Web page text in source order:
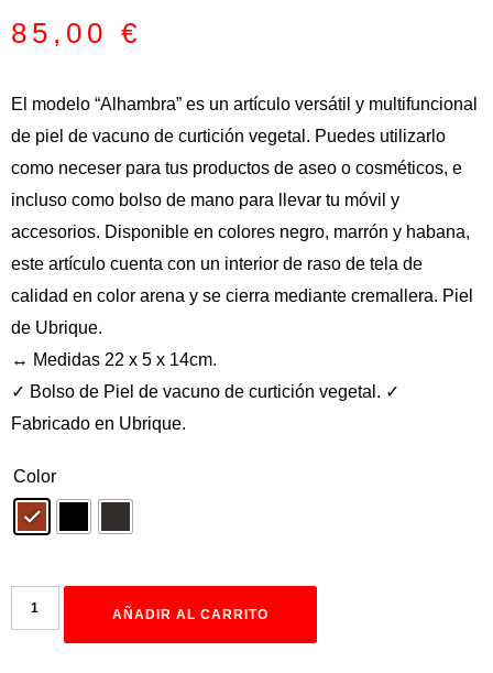
85,00 €
El modelo “Alhambra” es un artículo versátil y multifuncional
de piel de vacuno de curtición vegetal. Puedes utilizarlo
como neceser para tus productos de aseo o cosméticos, e
incluso como bolso de mano para llevar tu móvil y
accesorios. Disponible en colores negro, marrón y habana,
este artículo cuenta con un interior de raso de tela de
calidad en color arena y se cierra mediante cremallera. Piel
de Ubrique.
↔️ Medidas 22 x 5 x 14cm.
✓ Bolso de Piel de vacuno de curtición vegetal. ✓
Fabricado en Ubrique.
Color
AÑADIR AL CARRITO